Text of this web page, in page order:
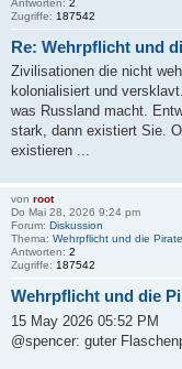
Zugriffe: 187542
Re: Wehrpflicht und
Zivilisationen die nicht
kolonialisiert und
was Russland macht.
stark, dann existiert Sie.
existieren ...
von root
Do Mai 28, 2026 9:24 pm
Forum: Diskussion
Thema: Wehrpflicht und die
Antworten: 2
Zugriffe: 187542
Wehrpflicht und die
15 May 2026 05:52 PM
@spencer: guter